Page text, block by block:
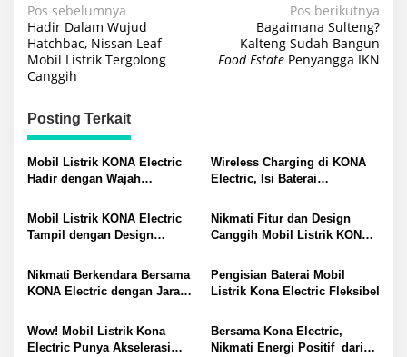
Navigasi
pos
Pos sebelumnya
Hadir Dalam Wujud
Hatchbac, Nissan Leaf
Mobil Listrik Tergolong
Canggih
Pos berikutnya
Bagaimana Sulteng?
Kalteng Sudah Bangun
Food Estate Penyangga IKN
Posting Terkait
Mobil Listrik KONA Electric
Hadir dengan Wajah
Wireless Charging di KONA
Electric, Isi Baterai
Mobil Listrik KONA Electric
Tampil dengan Design
Nikmati Fitur dan Design
Canggih Mobil Listrik KONA
Nikmati Berkendara Bersama
KONA Electric dengan Jarak
Pengisian Baterai Mobil
Listrik Kona Electric Fleksibel
Wow! Mobil Listrik Kona
Electric Punya Akselerasi
Bersama Kona Electric,
Nikmati Energi Positif dari